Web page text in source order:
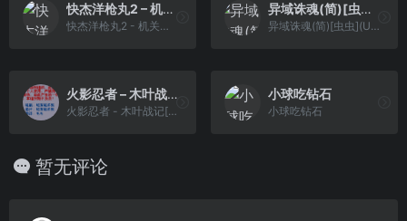
快杰洋枪丸2 – 机关之地大冒险(简)[烈火暴龙](JP)[ACT](2Mb)
快杰洋枪丸2 - 机关之地大冒险(简)[烈火暴龙](JP)[ACT](2Mb)
异域诛魂(简)[虫虫](US)[ACT](0.5Mb)
异域诛魂(简)[虫虫](US)[ACT](0.5Mb)
火影忍者 – 木叶战记[熊组](v1.3)(简)(JP)(48Mb)
火影忍者 - 木叶战记[熊组](v1.3)(简)(JP)(48Mb)
小球吃钻石
小球吃钻石
暂无评论